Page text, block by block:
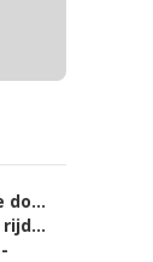
do...